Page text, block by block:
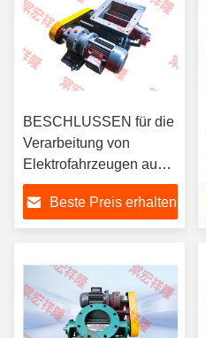
BESCHLUSSEN für die
Verarbeitung von
Elektrofahrzeugen aus
Edelstahl
Beste Preis erhalten